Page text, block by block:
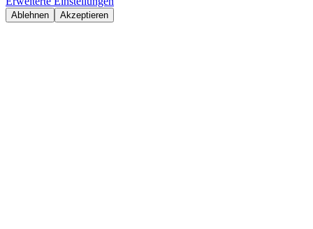
Ablehnen Akzeptieren